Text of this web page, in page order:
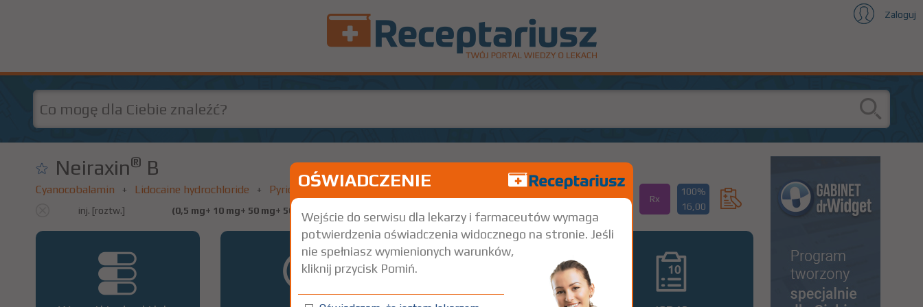
Zaloguj
Neiraxin® B
Cyanocobalamin + Lidocaine hydrochloride + Pyridoxine hydrochloride + Thiamine hydrochloride
inj. [roztw.] (0,5 mg+ 10 mg+ 50 mg+ 50 mg)/ml 5 amp. 2 ml Iniekcje
Rx
100%
16,00
OŚWIADCZENIE
Wejście do serwisu dla lekarzy i farmaceutów wymaga
potwierdzenia oświadczenia widocznego na stronie. Jeśli
nie spełniasz wymienionych warunków,
kliknij przycisk Pomiń.